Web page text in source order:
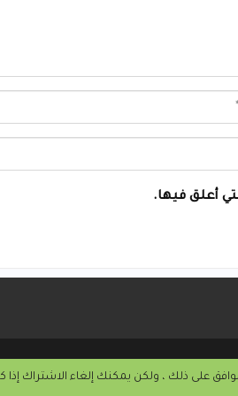
أعلق فيها.
على ذلك ، ولكن يمكنك إلغاء الاشتراك